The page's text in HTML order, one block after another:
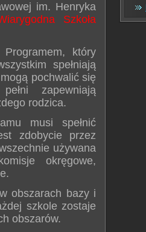
im. Henryka
Szkoła
Programem, który
spełniają
pochwalić się
zapewniają
rodzica.
musi spełnić
zdobycie przez
używana
okręgowe,
obszarach bazy i
szkole zostaje
obszarów.